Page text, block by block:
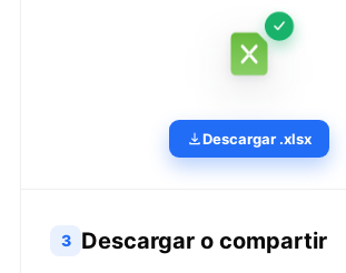
Descargar .xlsx
3 Descargar o compartir